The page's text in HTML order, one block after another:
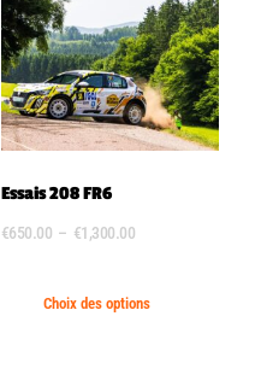
Essais 208 FR6
€650.00 – €1,300.00
Choix des options